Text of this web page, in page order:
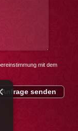
mit dem
senden